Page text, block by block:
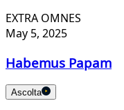
EXTRA OMNES
May 5, 2025
Habemus Papam
Ascolta